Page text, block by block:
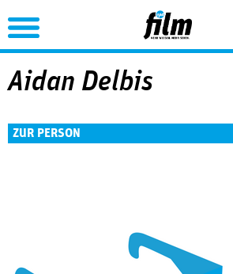
Jump to Navigation
Aidan Delbis
ZUR PERSON